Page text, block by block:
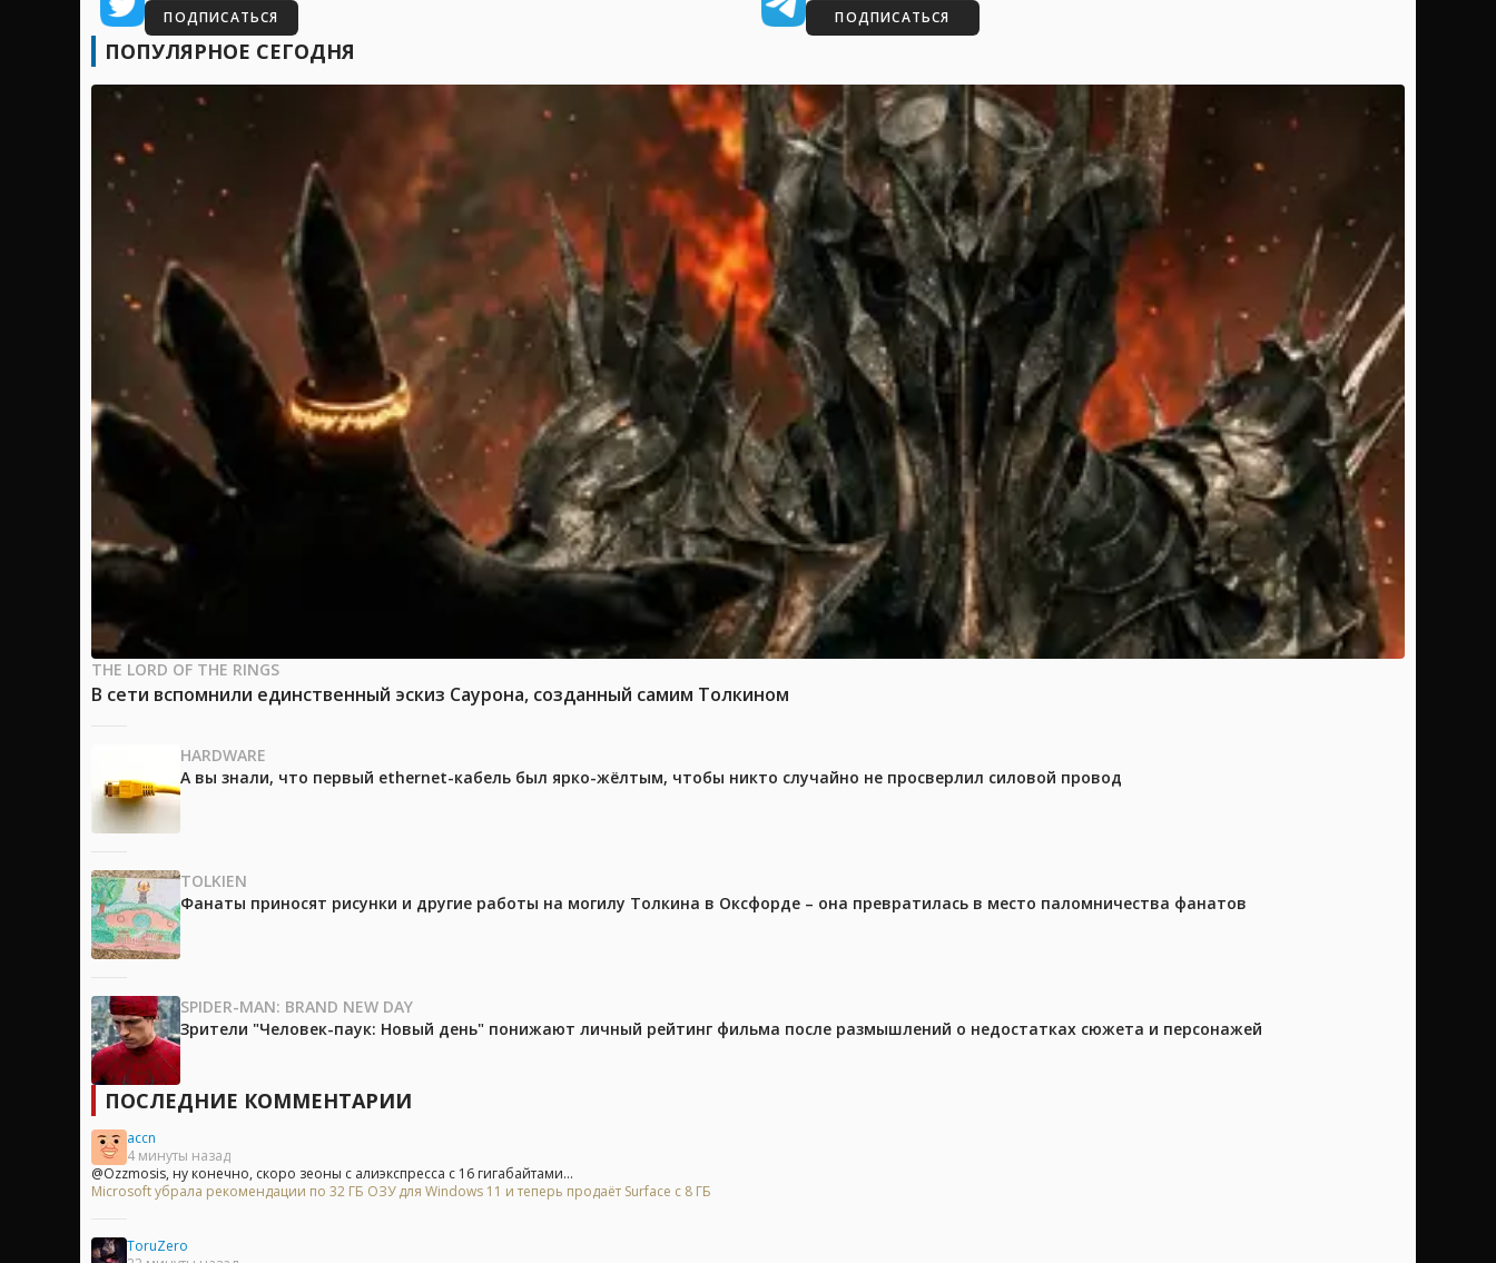
ПОДПИСАТЬСЯ ПОДПИСАТЬСЯ
ПОПУЛЯРНОЕ СЕГОДНЯ
THE LORD OF THE RINGS
В сети вспомнили единственный эскиз Саурона, созданный самим Толкином
HARDWARE
А вы знали, что первый ethernet-кабель был ярко-жёлтым, чтобы никто случайно не просверлил силовой провод
TOLKIEN
Фанаты приносят рисунки и другие работы на могилу Толкина в Оксфорде – она превратилась в место паломничества фанатов
SPIDER-MAN: BRAND NEW DAY
Зрители "Человек-паук: Новый день" понижают личный рейтинг фильма после размышлений о недостатках сюжета и персонажей
ПОСЛЕДНИЕ КОММЕНТАРИИ
accn
4 минуты назад
@Ozzmosis, ну конечно, скоро зеоны с алиэкспресса с 16 гигабайтами...
Microsoft убрала рекомендации по 32 ГБ ОЗУ для Windows 11 и теперь продаёт Surface с 8 ГБ
ToruZero